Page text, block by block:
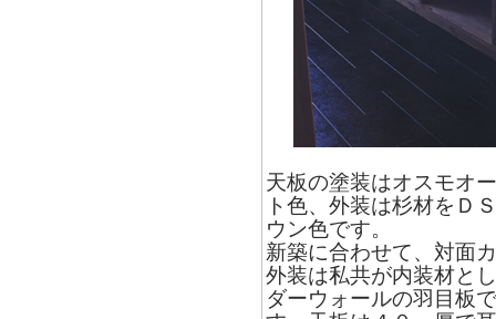
天板の塗装はオスモオ
ト色、外装は杉材をＤ
ウン色です。
新築に合わせて、対面
外装は私共が内装材と
ダーウォールの羽目板